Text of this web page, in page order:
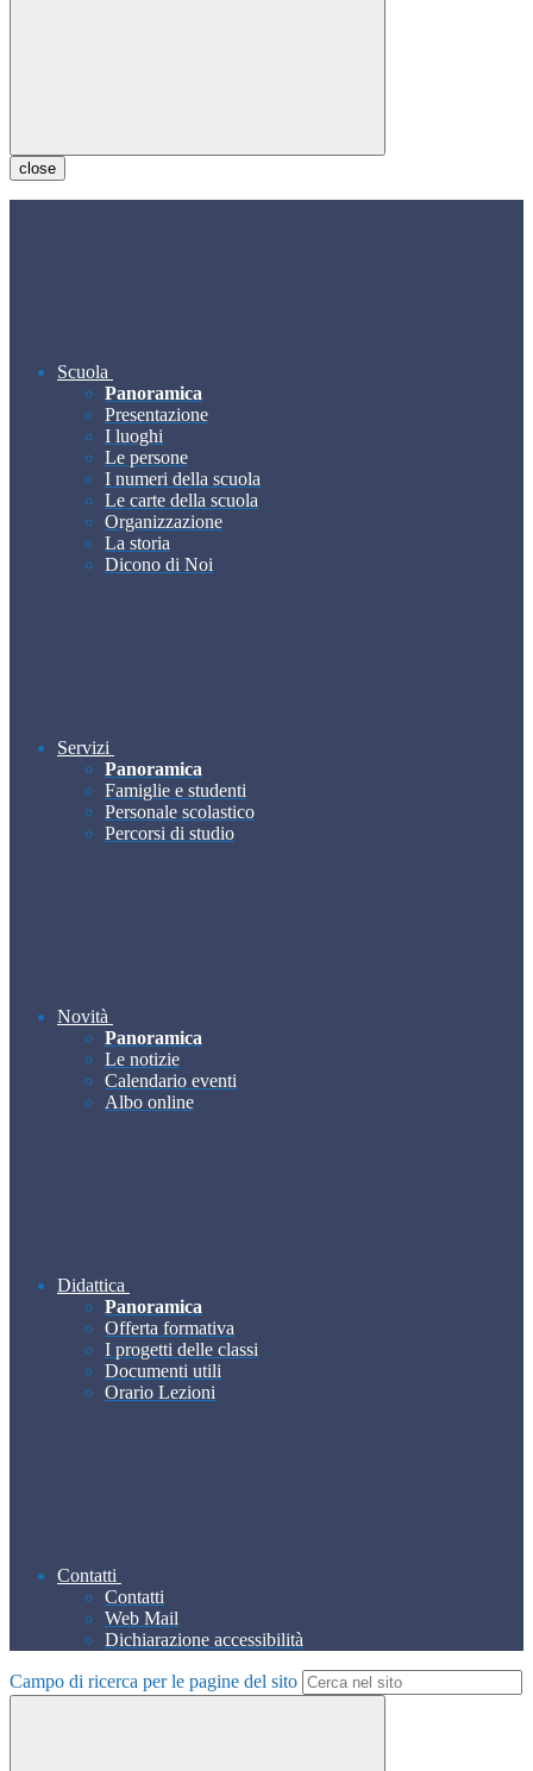
close
Scuola
Panoramica
Presentazione
I luoghi
Le persone
I numeri della scuola
Le carte della scuola
Organizzazione
La storia
Dicono di Noi
Servizi
Panoramica
Famiglie e studenti
Personale scolastico
Percorsi di studio
Novità
Panoramica
Le notizie
Calendario eventi
Albo online
Didattica
Panoramica
Offerta formativa
I progetti delle classi
Documenti utili
Orario Lezioni
Contatti
Contatti
Web Mail
Dichiarazione accessibilità
Campo di ricerca per le pagine del sito